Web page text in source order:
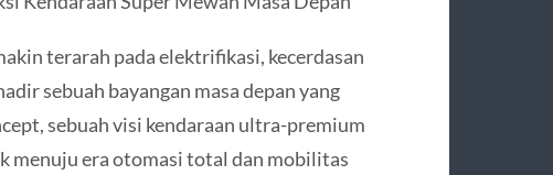
terarah pada elektrifikasi, kecerdasan
sebuah bayangan masa depan yang
sebuah visi kendaraan ultra-premium
menuju era otomasi total dan mobilitas